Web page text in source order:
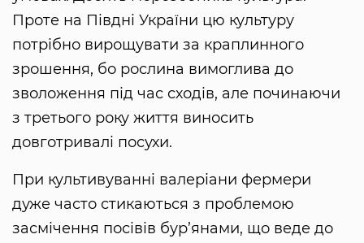
Проте на Півдні України цю культуру
потрібно вирощувати за краплинного
зрошення, бо рослина вимоглива до
зволоження під час сходів, але починаючи
з третього року життя виносить
довготривалі посухи.
При культивуванні валеріани фермери
дуже часто стикаються з проблемою
засмічення посівів бур’янами, що веде до